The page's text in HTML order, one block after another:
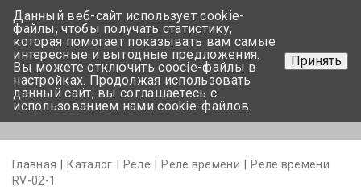
+375 17-350-99-56
+375 44-752-82-08
Задать вопрос
Главная Каталог Реле Реле времени
Реле времени
RV-02-1
Данный веб-сайт использует cookie-
файлы, чтобы получать статистику,
которая помогает показывать вам самые
интересные и выгодные предложения.
Вы можете отключить coocie-файлы в
настройках. Продолжая использовать
данный сайт, вы соглашаетесь с
использованием нами cookie-файлов.
Принять